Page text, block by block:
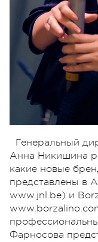
Генеральный
Анна Никишина
какие новые
представлены в
www.jnl.be) и
Фарносова